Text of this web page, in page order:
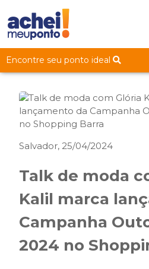
Encontre seu ponto ideal
Salvador, 25/04/2024
Talk de moda
Kalil marca
Campanha
2024 no